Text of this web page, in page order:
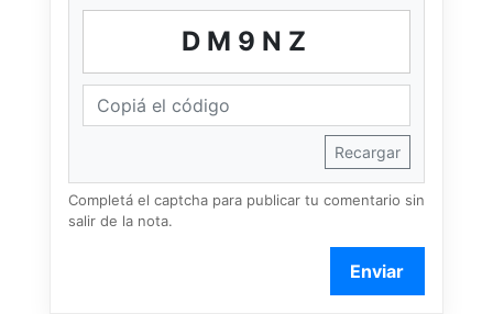
DM9NZ
Recargar
Completá el captcha para publicar tu comentario sin
salir de la nota.
Enviar